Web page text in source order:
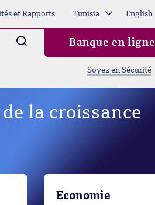
et Rapports Tunisia English
Arama Banque en ligne
Soyez en Sécurité
la croissance
Economie